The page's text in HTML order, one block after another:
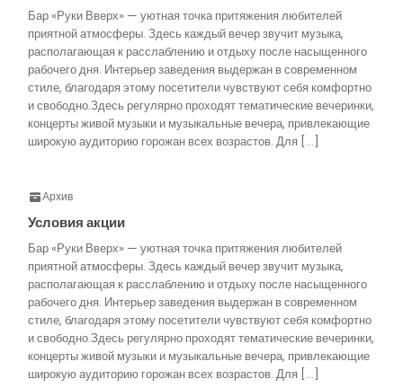
Бар «Руки Вверх» — уютная точка притяжения любителей
приятной атмосферы. Здесь каждый вечер звучит музыка,
располагающая к расслаблению и отдыху после насыщенного
рабочего дня. Интерьер заведения выдержан в современном
стиле, благодаря этому посетители чувствуют себя комфортно
и свободно.Здесь регулярно проходят тематические вечеринки,
концерты живой музыки и музыкальные вечера, привлекающие
широкую аудиторию горожан всех возрастов. Для […]
Архив
Условия акции
Бар «Руки Вверх» — уютная точка притяжения любителей
приятной атмосферы. Здесь каждый вечер звучит музыка,
располагающая к расслаблению и отдыху после насыщенного
рабочего дня. Интерьер заведения выдержан в современном
стиле, благодаря этому посетители чувствуют себя комфортно
и свободно.Здесь регулярно проходят тематические вечеринки,
концерты живой музыки и музыкальные вечера, привлекающие
широкую аудиторию горожан всех возрастов. Для […]